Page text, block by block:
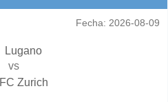
Fecha: 2026-08-09
Lugano
vs
FC Zurich